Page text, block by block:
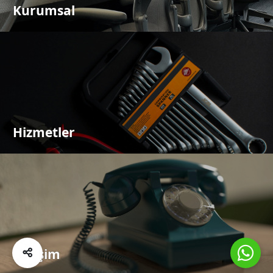
Kurumsal
Hizmetler
İletişim